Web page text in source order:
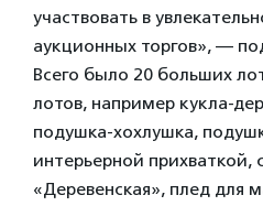
участвовать в
аукционных торгов», —
Всего было 20 больших
лотов, например кукла-
подушка-хохлушка,
интерьерной прихваткой,
«Деревенская», плед для